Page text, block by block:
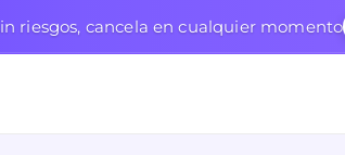
riesgos, cancela en cualquier momento